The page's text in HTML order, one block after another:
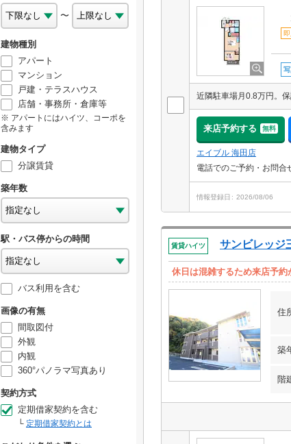
〜
建物種別
アパート
マンション
戸建・テラスハウス
店舗・事務所・倉庫等
アパートにはハイツ、コーポを
含みます
建物タイプ
分譲賃貸
築年数
駅・バス停からの時間
バス利用を含む
画像の有無
間取図付
外観
内観
360°パノラマ写真あり
契約方式
定期借家契約を含む
定期借家契約とは
来店予約する 無料
エイブル 海田店
電話でのご予約・お問合
情報登録日 2026/08/06
賃貸ハイツ サンビレッジ
休日は混雑するため来店予約
住
築
階